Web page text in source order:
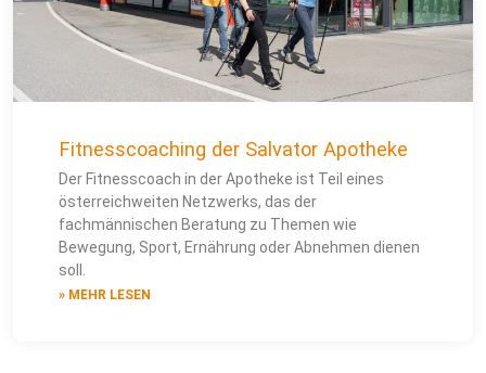
Fitnesscoaching der Salvator Apotheke
Der Fitnesscoach in der Apotheke ist Teil eines
österreichweiten Netzwerks, das der
fachmännischen Beratung zu Themen wie
Bewegung, Sport, Ernährung oder Abnehmen dienen
soll.
» MEHR LESEN